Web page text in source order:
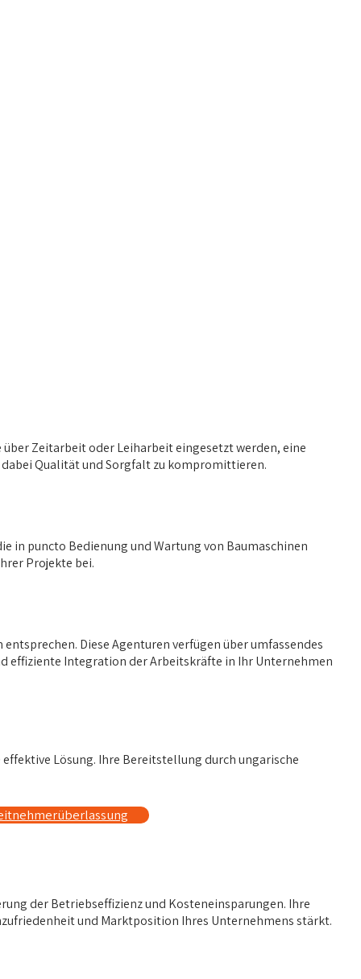
Zeitarbeit oder Leiharbeit eingesetzt werden, eine
Qualität und Sorgfalt zu kompromittieren.
in puncto Bedienung und Wartung von Baumaschinen
Projekte bei.
Diese Agenturen verfügen über umfassendes
effiziente Integration der Arbeitskräfte in Ihr Unternehmen
Lösung. Ihre Bereitstellung durch ungarische
der Betriebseffizienz und Kosteneinsparungen. Ihre
und Marktposition Ihres Unternehmens stärkt.